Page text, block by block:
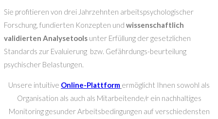
Sie profitieren von drei Jahrzehnten arbeitspsychologischer
Forschung, fundierten Konzepten und wissenschaftlich
validierten Analysetools unter Erfüllung der gesetzlichen
Standards zur Evaluierung bzw. Gefährdungs-beurteilung
psychischer Belastungen.
Unsere intuitive Online-Plattform ermöglicht Ihnen sowohl als
Organisation als auch als Mitarbeitende/r ein nachhaltiges
Monitoring gesunder Arbeitsbedingungen auf verschiedensten